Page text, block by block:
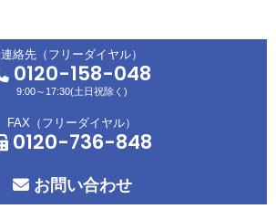
連絡先（フリーダイヤル）
0120-158-048
9:00～17:30(土日祝除く)
FAX（フリーダイヤル）
0120-736-848
お問い合わせ